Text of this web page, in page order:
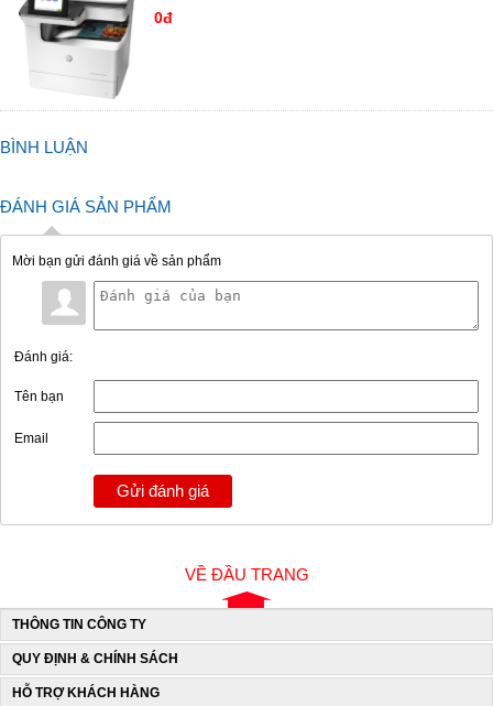
0đ
BÌNH LUẬN
ĐÁNH GIÁ SẢN PHẨM
Mời bạn gửi đánh giá về sản phẩm
Đánh giá:
Tên bạn
Email
Gửi đánh giá
VỀ ĐẦU TRANG
THÔNG TIN CÔNG TY
QUY ĐỊNH & CHÍNH SÁCH
HỖ TRỢ KHÁCH HÀNG